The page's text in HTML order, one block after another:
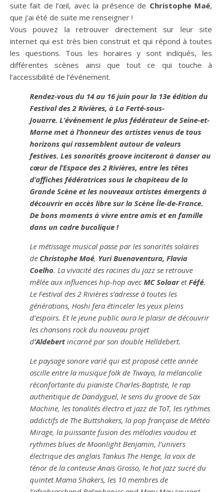
suite fait de l’œil, avec la présence de Christophe Maé,
que j’ai été de suite me renseigner !
Vous pouvez la retrouver directement sur leur site
internet qui est très bien construit et qui répond à toutes
les questions. Tous les horaires y sont indiqués, les
différentes scènes ainsi que tout ce qui touche à
l’accessibilité de l’événement.
Rendez-vous du 14 au 16 juin pour la 13e édition du
Festival des 2 Rivières, à La Ferté-sous-
Jouarre. L’événement le plus fédérateur de Seine-et-
Marne met à l’honneur des artistes venus de tous
horizons qui rassemblent autour de valeurs
festives. Les sonorités groove inciteront à danser au
cœur de l’Espace des 2 Rivières, entre les têtes
d’affiches fédératrices sous le chapiteau de la
Grande Scène et les nouveaux artistes émergents à
découvrir en accès libre sur la Scène Île-de-France.
De bons moments à vivre entre amis et en famille
dans un cadre bucolique !
Le métissage musical passe par les sonorités solaires
de Christophe Maé, Yuri Buenaventura, Flavia
Coelho. La vivacité des racines du jazz se retrouve
mêlée aux influences hip-hop avec MC SolaaretFéfé.
Le Festival des 2 Rivières s’adresse à toutes les
générations, Hoshi fera étinceler les yeux pleins
d’espoirs. Et le jeune public aura le plaisir de découvrir
les chansons rock du nouveau projet
d’Aldebertincarné par son double Helldebert.
Le paysage sonore varié qui est proposé cette année
oscille entre la musique folk de Tiwayo, la mélancolie
réconfortante du pianiste Charles-Baptiste, le rap
authentique de Dandyguel, le sens du groove de Sax
Machine, les tonalités électro et jazz de ToT, les rythmes
addictifs de The Buttshakers, la pop française de Météo
Mirage, la puissante fusion des mélodies vaudou et
rythmes blues de Moonlight Benjamin, l’univers
électrique des anglais Tankus The Henge, la voix de
ténor de la conteuse Anaïs Grosso, le hot jazz sucré du
quintet Mama Shakers, les 10 membres de